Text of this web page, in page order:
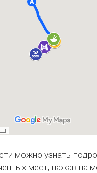
можно узнать
мест, нажав на